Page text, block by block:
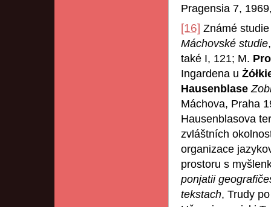
Pragensia 7,
[16] Známé
Máchovské studie
také I, 121; M.
Ingardena u
Hausenblase
Máchova, Praha
Hausenblasova
zvláštních
organizace
prostoru s
ponjatii
tekstach, Trudy